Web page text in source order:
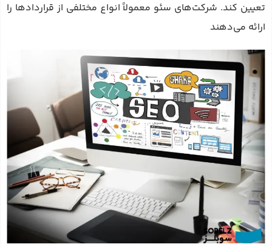
تعیین کند. شرکت‌های سئو معمولاً انواع مختلفی از قراردادها را
ارائه می‌دهند